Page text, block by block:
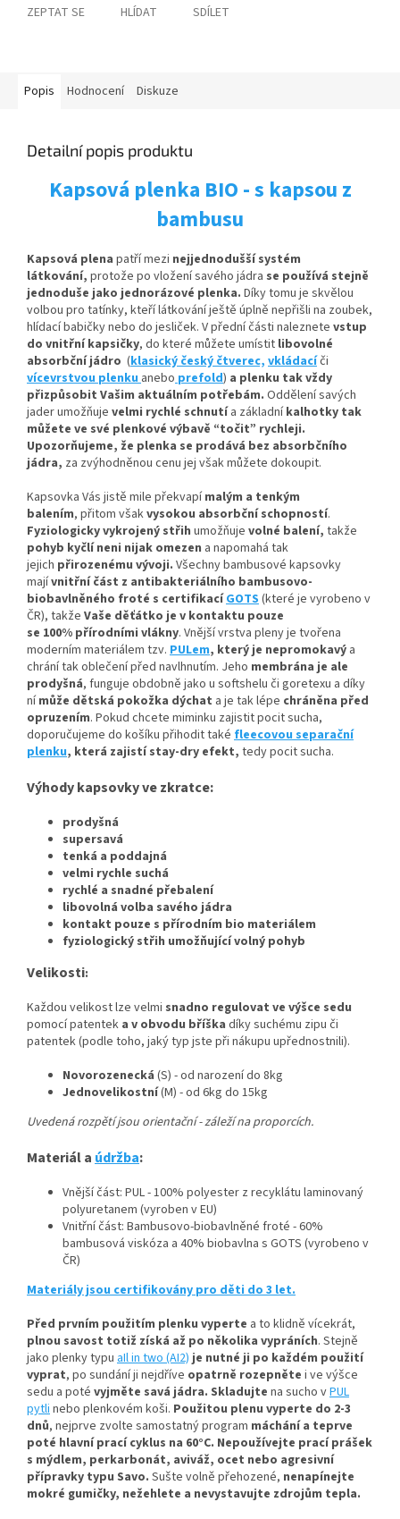
ZEPTAT SE HLÍDAT SDÍLET
Popis Hodnocení Diskuze
Detailní popis produktu
Kapsová plenka BIO - s kapsou z
bambusu
Kapsová plena patří mezi nejjednodušší systém
látkování, protože po vložení savého jádra se používá stejně
jednoduše jako jednorázové plenka. Díky tomu je skvělou
volbou pro tatínky, kteří látkování ještě úplně nepřišli na zoubek,
hlídací babičky nebo do jesliček. V přední části naleznete vstup
do vnitřní kapsičky, do které můžete umístit libovolné
absorbčníjádro (klasický český čtverec, vkládacíči
vícevrstvou plenkuaneboprefold) a plenku tak vždy
přizpůsobit Vašim aktuálním potřebám. Oddělení savých
jader umožňuje velmi rychlé schnutía základníkalhotky tak
můžete ve své plenkové výbavě “točit” rychleji.
Upozorňujeme, že plenka se prodává bez absorbčního
jádra, za zvýhodněnou cenu jej však můžete dokoupit.
Kapsovka Vás jistě mile překvapímalým a tenkým
balením, přitom všakvysokou absorbční schopností.
Fyziologicky vykrojený střih umožňuje volné balení, takže
pohyb kyčlí neni nijak omezen a napomahá tak
jejich přirozenému vývoji. Všechny bambusové kapsovky
majívnitřní část z antibakteriálního bambusovo-
biobavlněného froté s certifikacíGOTS(které je vyrobeno v
ČR), takže Vaše děťátko je v kontaktu pouze
se 100% přírodními vlákny. Vnější vrstva pleny je tvořena
moderním materiálem tzv. PULem, který je nepromokavý a
chrání tak oblečení před navlhnutím. Jeho membrána je ale
prodyšná, funguje obdobně jako u softshelu či goretexu a díky
nímůže dětská pokožka dýchat a je tak lépe chráněna před
opruzením. Pokud chcete miminku zajistit pocit sucha,
doporučujeme do košíku přihodit také fleecovou separační
plenku, která zajistí stay-dry efekt, tedy pocit sucha.
Výhody kapsovky ve zkratce:
prodyšná
supersavá
tenká a poddajná
velmi rychle suchá
rychlé a snadné přebalení
libovolná volba savého jádra
kontakt pouze s přírodním bio materiálem
fyziologický střih umožňující volný pohyb
Velikosti:
Každou velikost lze velmi snadno regulovat ve výšce sedu
pomocí patentek a v obvodu bříška díky suchému zipu či
patentek (podle toho, jaký typ jste při nákupu upřednostnili).
Novorozenecká (S) - od narození do 8kg
Jednovelikostní(M) - od 6kg do 15kg
Uvedená rozpětí jsou orientační - záleží na proporcích.
Materiál a údržba:
Vnější část: PUL - 100% polyester z recyklátu laminovaný
polyuretanem (vyroben v EU)
Vnitřní část: Bambusovo-biobavlněné froté - 60%
bambusová viskóza a 40% biobavlna s GOTS (vyrobeno v
ČR)
Materiály jsou certifikovány pro děti do 3 let.
Před prvním použitím plenku vyperte a to klidně vícekrát,
plnou savost totiž získá až po několika vypráních. Stejně
jako plenky typu aIl in two (AI2) je nutné ji po každém použití
vyprat, po sundání ji nejdříve opatrně rozepněte i ve výšce
sedu a poté vyjměte savá jádra. Skladujte na sucho vPUL
pytlinebo plenkovém koši. Použitou plenu vyperte do 2-3
dnů, nejprve zvolte samostatný program máchání a teprve
poté hlavní prací cyklus na 60°C. Nepoužívejte prací prášek
s mýdlem, perkarbonát, aviváž, ocet nebo agresivní
přípravky typu Savo. Sušte volně přehozené, nenapínejte
mokré gumičky, nežehlete a nevystavujte zdrojům tepla.